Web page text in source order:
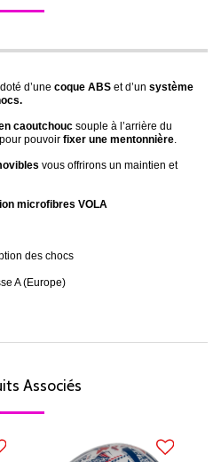
d’une coque ABS et d’un système
caoutchouc souple à l’arrière du
pouvoir fixer une mentonnière.
vous offrirons un maintien et
microfibres VOLA
des chocs
A (Europe)
Associés